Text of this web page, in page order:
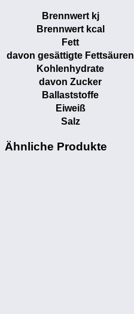
Brennwert kj
Brennwert kcal
Fett
davon gesättigte Fettsäuren
Kohlenhydrate
davon Zucker
Ballaststoffe
Eiweiß
Salz
Ähnliche Produkte